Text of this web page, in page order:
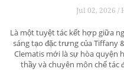
Jul 02, 2026 /
Là một tuyệt tác kết hợp giữa
sáng tạo đặc trưng của Tiffany
Clematis mới là sự hòa quyện
thầy và chuyên môn chế